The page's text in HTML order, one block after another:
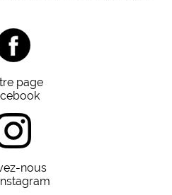
page
nous